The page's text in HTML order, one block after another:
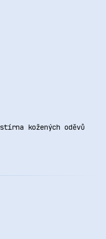
kožených oděvů